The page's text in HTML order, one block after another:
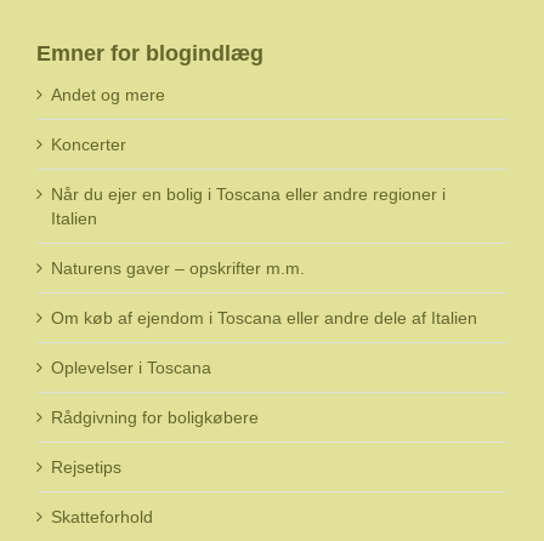
Emner for blogindlæg
Andet og mere
Koncerter
Når du ejer en bolig i Toscana eller andre regioner i
Italien
Naturens gaver – opskrifter m.m.
Om køb af ejendom i Toscana eller andre dele af Italien
Oplevelser i Toscana
Rådgivning for boligkøbere
Rejsetips
Skatteforhold